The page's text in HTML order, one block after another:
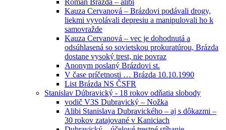
Kauza Cervanová – Brázdovi podávali drogy,
liekmi vyvolávali depresiu a manipulovali ho k
samovražde
Kauza Cervanová – vec je dohodnutá a
odsúhlasená so sovietskou prokuratúrou, Brázda
dostane vysoký trest, nie povraz
Anonym poslaný Brázdovi st.
V čase príčetnosti … Brázda 10.10.1990
List Brázda NS ČSFR
Stanislav Dúbravický - 18 rokov odňatia slobody
vodič V3S Dubravický – Nožka
Alibi Stanislava Dubravického – aj s dôkazmi –
30 rokov zatajované v Kaniciach